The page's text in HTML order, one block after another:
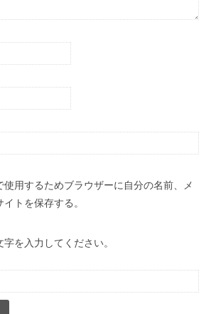
使用するためブラウザーに自分の名前、メ
トを保存する。
を入力してください。